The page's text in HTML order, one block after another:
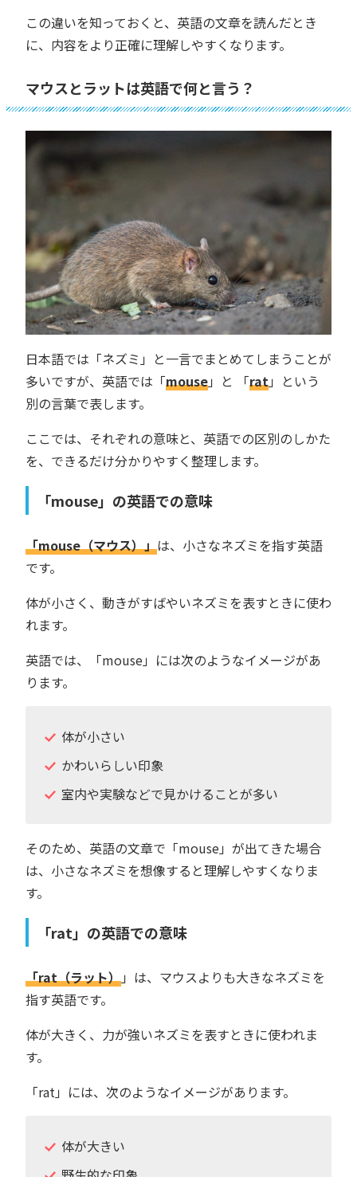
この違いを知っておくと、英語の文章を読んだとき
に、内容をより正確に理解しやすくなります。
マウスとラットは英語で何と言う？
日本語では「ネズミ」と一言でまとめてしまうことが
多いですが、英語では「mouse」と 「rat」という
別の言葉で表します。
ここでは、それぞれの意味と、英語での区別のしかた
を、できるだけ分かりやすく整理します。
「mouse」の英語での意味
「mouse（マウス）」は、小さなネズミを指す英語
です。
体が小さく、動きがすばやいネズミを表すときに使わ
れます。
英語では、「mouse」には次のようなイメージがあ
ります。
体が小さい
かわいらしい印象
室内や実験などで見かけることが多い
そのため、英語の文章で「mouse」が出てきた場合
は、小さなネズミを想像すると理解しやすくなりま
す。
「rat」の英語での意味
「rat（ラット）」は、マウスよりも大きなネズミを
指す英語です。
体が大きく、力が強いネズミを表すときに使われま
す。
「rat」には、次のようなイメージがあります。
体が大きい